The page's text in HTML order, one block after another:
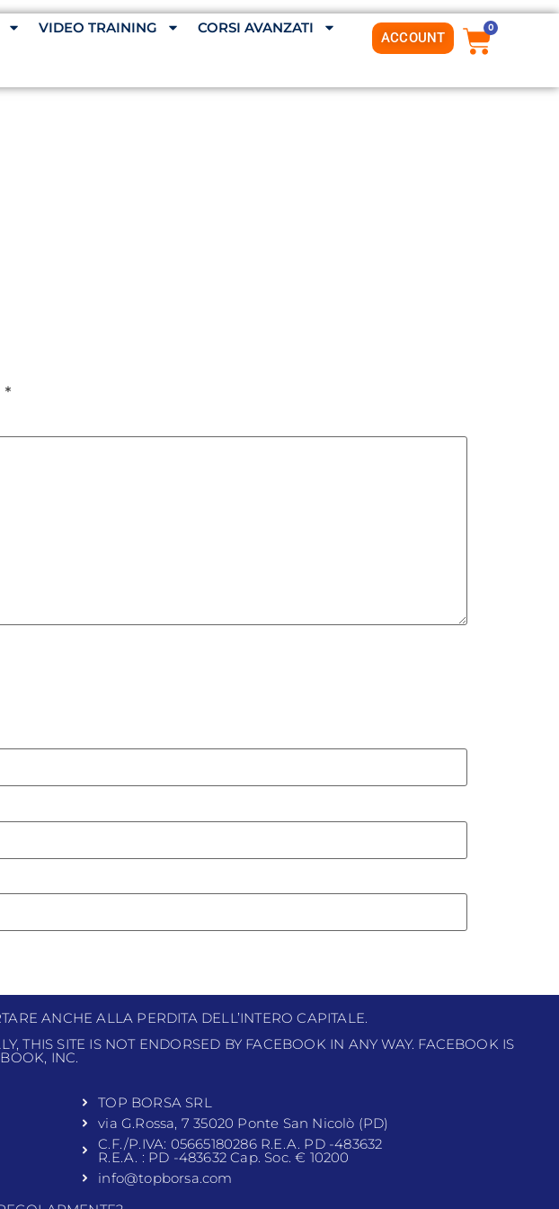
VIDEO TRAINING CORSI AVANZATI
ACCOUNT
0
*
ANCHE ALLA PERDITA DELL’INTERO CAPITALE.
THIS SITE IS NOT ENDORSED BY FACEBOOK IN ANY WAY. FACEBOOK IS
INC.
TOP BORSA SRL
via G.Rossa, 7 35020 Ponte San Nicolò (PD)
C.F./P.IVA: 05665180286 R.E.A. PD -483632
R.E.A. : PD -483632 Cap. Soc. € 10200
info@topborsa.com